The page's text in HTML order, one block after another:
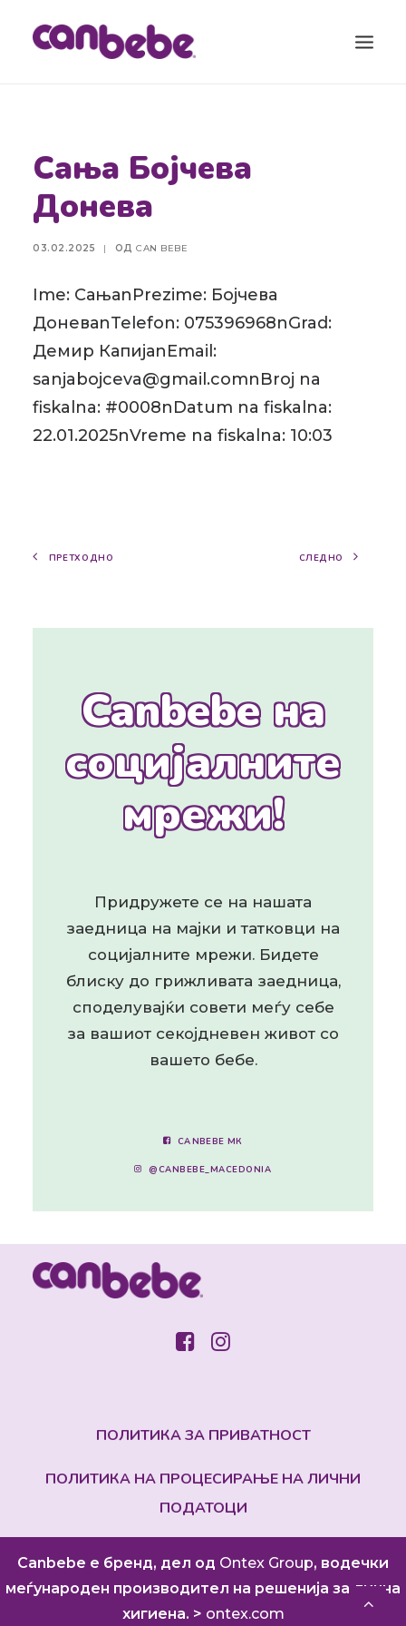
БЛОГ
КАЛЕНДАР ЗА БРЕМЕНОСТ
Сања Бојчева
Донева
03.02.2025 | ОД CAN BEBE
Ime: СањаnPrezime: Бојчева
ДоневаnTelefon: 075396968nGrad:
Демир КапијаnEmail:
sanjabojceva@gmail.comnBroj na
fiskalna: #0008nDatum na fiskalna:
22.01.2025nVreme na fiskalna: 10:03
ПРЕТХОДНО СЛЕДНО
Canbebe на
социјалните
мрежи!
Придружете се на нашата
заедница на мајки и татковци на
социјалните мрежи. Бидете
блиску до грижливата заедница,
споделувајќи совети меѓу себе
за вашиот секојдневен живот со
вашето бебе.
CANBEBE МК
@CANBEBE_MACEDONIA
ПОЛИТИКА ЗА ПРИВАТНОСТ
ПОЛИТИКА НА ПРОЦЕСИРАЊЕ НА ЛИЧНИ
ПОДАТОЦИ
Canbebe е бренд, дел од Ontex Group, водечки
меѓународен производител на решенија за лична
хигиена. > ontex.com